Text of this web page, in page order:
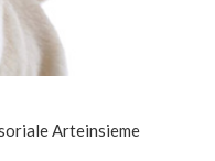
Arteinsieme